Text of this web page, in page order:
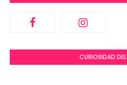
CURIOSIDAD